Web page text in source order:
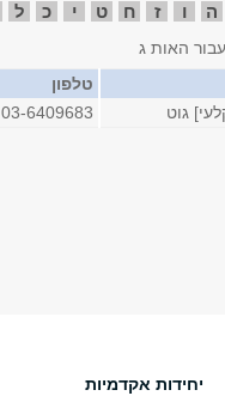
ה ו ז ח ט י כ ל
האות ג
טלפון
גוט
03-6409683
יחידות אקדמיות